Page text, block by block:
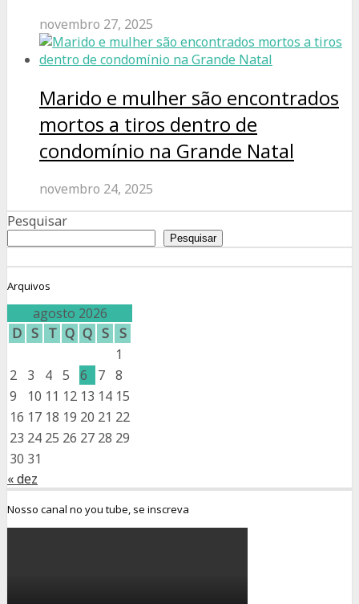
novembro 27, 2025
Marido e mulher são encontrados
mortos a tiros dentro de
condomínio na Grande Natal
novembro 24, 2025
Pesquisar
Pesquisar
Arquivos
agosto 2026
D S T Q Q S
S
1
2
3 4 5 6 7 8
9
10 11 12 13 14 15
16 17 18 19 20 21 22
23 24 25 26 27 28 29
30 31
« dez
Nosso canal no you tube, se inscreva